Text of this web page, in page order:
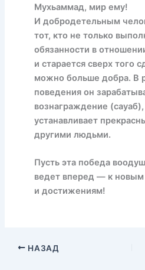
Мухьаммад, мир ему!
И добродетельным
тот, кто не только
обязанности в
и старается сверх того
можно больше добра. В
поведения он
вознаграждение
устанавливает
другими людьми.
Пусть эта победа
ведет вперед — к новым
и достижениям!
НАЗАД